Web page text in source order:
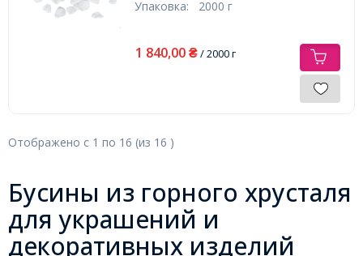
Упаковка: 2000 г
1 840,00 ₴/ 2000 г
Отображено с 1 по 16 (из 16 )
Бусины из горного хрусталя
для украшений и
декоративных изделий